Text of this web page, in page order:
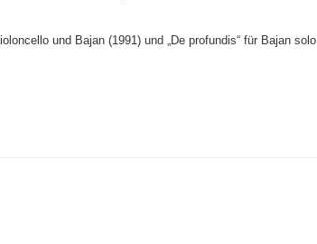
und Bajan (1991) und „De profundis“ für Bajan solo